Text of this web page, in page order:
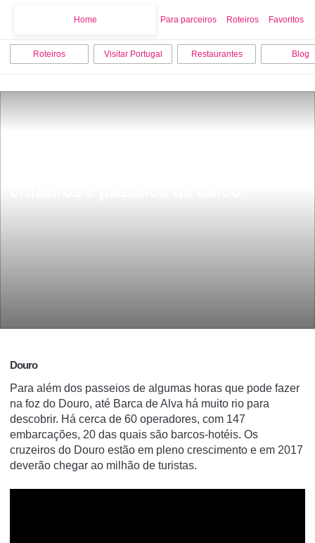
Home Para parceiros Roteiros Favoritos
Roteiros Visitar Portugal Restaurantes Blog
Douro
Para além dos passeios de algumas horas que pode fazer
na foz do Douro, até Barca de Alva há muito rio para
descobrir. Há cerca de 60 operadores, com 147
embarcações, 20 das quais são barcos-hotéis. Os
cruzeiros do Douro estão em pleno crescimento e em 2017
deverão chegar ao milhão de turistas.